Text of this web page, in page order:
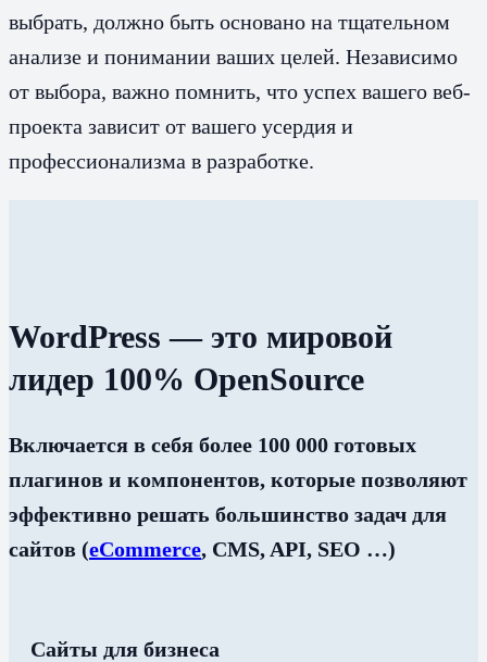
выбрать, должно быть основано на тщательном
анализе и понимании ваших целей. Независимо
от выбора, важно помнить, что успех вашего веб-
проекта зависит от вашего усердия и
профессионализма в разработке.
WordPress — это мировой
лидер 100% OpenSource
Включается в себя более 100 000 готовых
плагинов и компонентов, которые позволяют
эффективно решать большинство задач для
сайтов (eCommerce, CMS, API, SEO …)
Сайты для бизнеса